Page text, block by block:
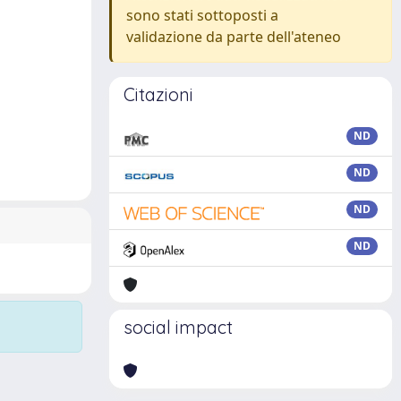
sono stati sottoposti a
validazione da parte dell'ateneo
Citazioni
ND
ND
ND
ND
social impact